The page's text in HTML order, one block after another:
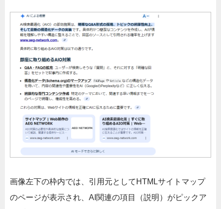
画像左下の枠内では、引用元としてHTMLサイトマップ
のページが表示され、AI関連の項目（説明）がピックア